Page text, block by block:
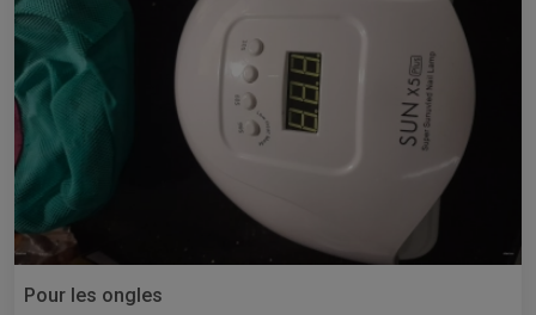
Pour les ongles